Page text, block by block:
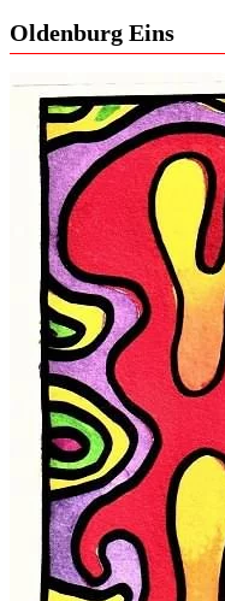
Oldenburg Eins